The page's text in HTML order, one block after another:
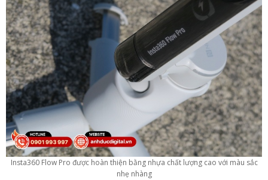
Insta360 Flow Pro được hoàn thiện bằng nhựa chất lượng cao với màu sắc
nhẹ nhàng